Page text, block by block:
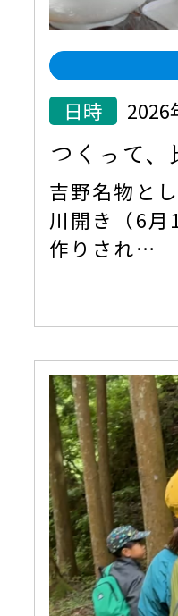
日時
つくって
吉野名物と
川開き（6
作りされ…